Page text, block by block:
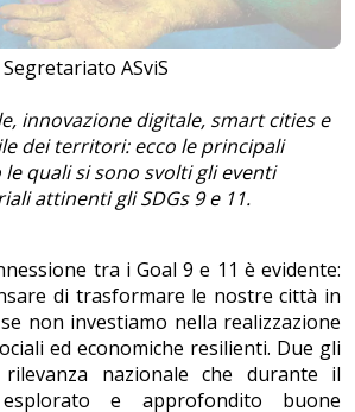
ASviS
innovazione digitale, smart cities e
dei territori: ecco le principali
quali si sono svolti gli eventi
attinenti gli SDGs 9 e 11.
tra i Goal 9 e 11 è evidente:
di trasformare le nostre città in
non investiamo nella realizzazione
ed economiche resilienti. Due gli
nazionale che durante il
e approfondito buone